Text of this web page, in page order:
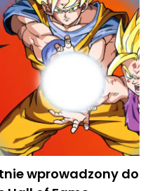
wprowadzony do